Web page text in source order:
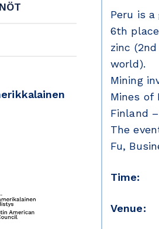
Peru is
6th
zinc
world).
Mining
Mines of
Finland
The
Fu,
Time:
Venue: